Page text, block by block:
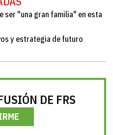
ser "una gran familia" en esta
y estrategia de futuro
DE FRS